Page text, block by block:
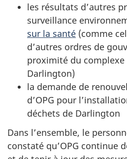
les résultats d’autres
surveillance
sur la santé (comme
d’autres ordres de
proximité du complexe
Darlington)
la demande de
d’OPG pour
déchets de Darlington
Dans l’ensemble, le
constaté qu’OPG continue